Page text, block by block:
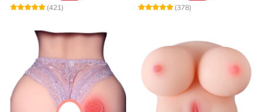
(421)
(378)